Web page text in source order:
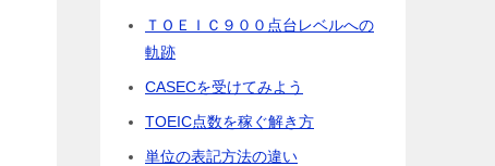
ＴＯＥＩＣ９００点台レベルへの
軌跡
CASECを受けてみよう
TOEIC点数を稼ぐ解き方
単位の表記方法の違い